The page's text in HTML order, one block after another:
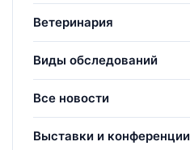
Ветеринария
Виды обследований
Все новости
Выставки и конференции